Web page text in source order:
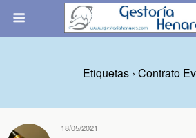
Etiquetas › Contrato
18/05/2021